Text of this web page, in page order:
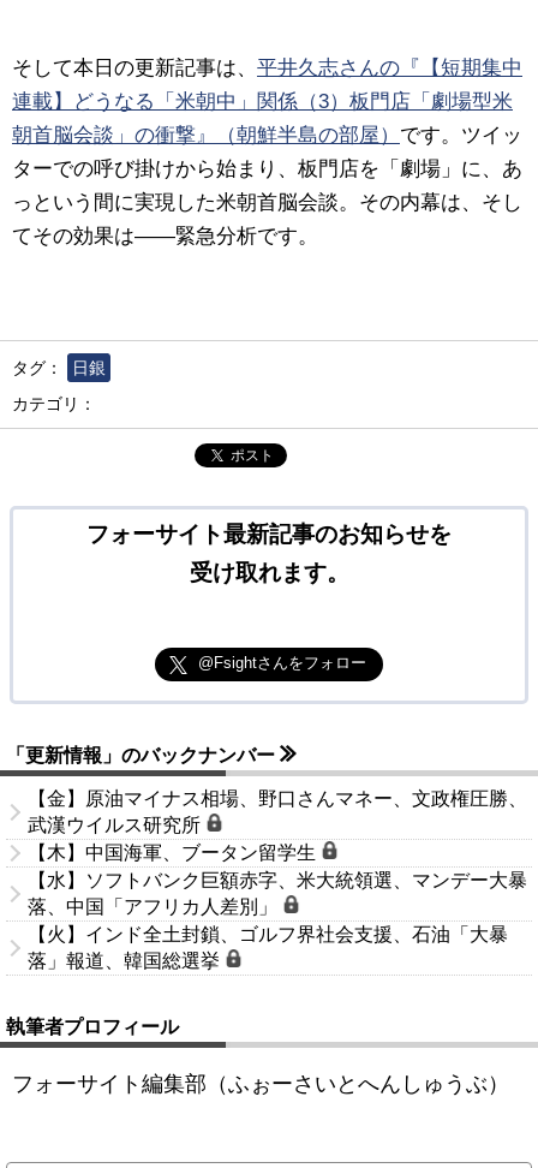
そして本日の更新記事は、 平井久志さんの『【短期集中
連載】どうなる「米朝中」関係（3）板門店「劇場型米
朝首脳会談」の衝撃』（朝鮮半島の部屋） です。ツイッ
ターでの呼び掛けから始まり、板門店を「劇場」に、あ
っという間に実現した米朝首脳会談。その内幕は、そし
てその効果は――緊急分析です。
タグ：
日銀
カテゴリ：
ポスト
フォーサイト最新記事のお知らせを
受け取れます。
@Fsightさんをフォロー
「更新情報」のバックナンバー
【金】原油マイナス相場、野口さんマネー、文政権圧勝、
武漢ウイルス研究所
【木】中国海軍、ブータン留学生
【水】ソフトバンク巨額赤字、米大統領選、マンデー大暴
落、中国「アフリカ人差別」
【火】インド全土封鎖、ゴルフ界社会支援、石油「大暴
落」報道、韓国総選挙
執筆者プロフィール
フォーサイト編集部（ふぉーさいとへんしゅうぶ）